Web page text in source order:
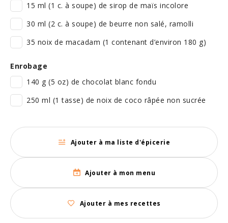
15 ml (1 c. à soupe) de sirop de maïs incolore
30 ml (2 c. à soupe) de beurre non salé, ramolli
35 noix de macadam (1 contenant d’environ 180 g)
Enrobage
140 g (5 oz) de chocolat blanc fondu
250 ml (1 tasse) de noix de coco râpée non sucrée
Ajouter à ma liste d'épicerie
Ajouter à mon menu
Ajouter à mes recettes